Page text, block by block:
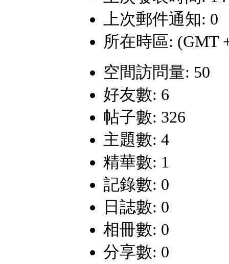
上次郵件通知: 0
所在時區: (GMT
空間訪問量: 50
好友數: 6
帖子數: 326
主題數: 4
精華數: 1
記錄數: 0
日誌數: 0
相冊數: 0
分享數: 0